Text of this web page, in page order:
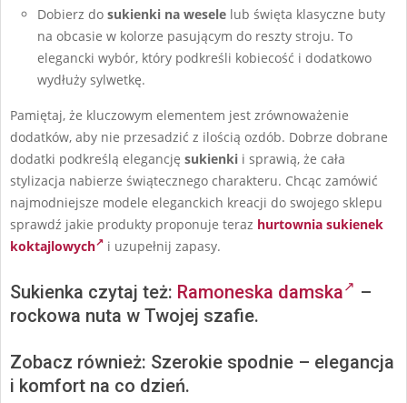
Dobierz do sukienki na wesele lub święta klasyczne buty
na obcasie w kolorze pasującym do reszty stroju. To
elegancki wybór, który podkreśli kobiecość i dodatkowo
wydłuży sylwetkę.
Pamiętaj, że kluczowym elementem jest zrównoważenie
dodatków, aby nie przesadzić z ilością ozdób. Dobrze dobrane
dodatki podkreślą elegancję sukienki i sprawią, że cała
stylizacja nabierze świątecznego charakteru. Chcąc zamówić
najmodniejsze modele eleganckich kreacji do swojego sklepu
sprawdź jakie produkty proponuje teraz hurtownia sukienek
koktajlowych
i uzupełnij zapasy.
Sukienka czytaj też: Ramoneska damska
–
rockowa nuta w Twojej szafie.
Zobacz również: Szerokie spodnie – elegancja
i komfort na co dzień.